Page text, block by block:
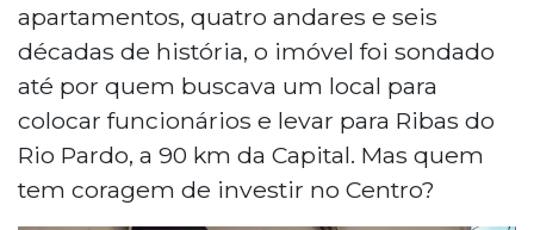
apartamentos, quatro andares e seis
décadas de história, o imóvel foi sondado
até por quem buscava um local para
colocar funcionários e levar para Ribas do
Rio Pardo, a 90 km da Capital. Mas quem
tem coragem de investir no Centro?